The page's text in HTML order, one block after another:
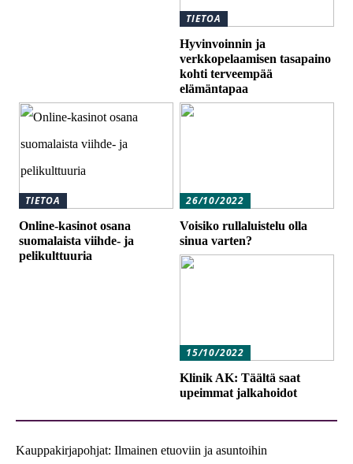
TIETOA
Hyvinvoinnin ja
verkkopelaamisen tasapaino
kohti terveempää
elämäntapaa
TIETOA
Online-kasinot osana
suomalaista viihde- ja
pelikulttuuria
26/10/2022
Voisiko rullaluistelu olla
sinua varten?
15/10/2022
Klinik AK: Täältä saat
upeimmat jalkahoidot
Kauppakirjapohjat: Ilmainen etuoviin ja asuntoihin